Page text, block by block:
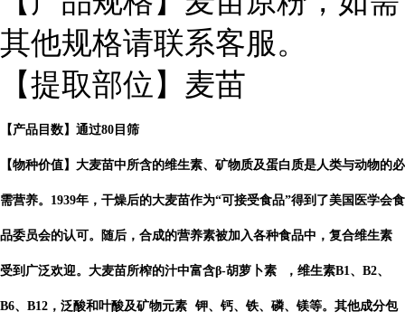
其他规格请联系客服。
【提取部位】麦苗
【产品目数】通过80目筛
【物种价值】大麦苗中所含的维生素、矿物质及蛋白质是人类与动物的必
需营养。1939年，干燥后的大麦苗作为“可接受食品”得到了美国医学会食
品委员会的认可。随后，合成的营养素被加入各种食品中， 复合维生素
受到广泛欢迎。大麦苗所榨的汁中富含β-胡萝卜素 ，维生素B1、B2、
B6、B12，泛酸和叶酸及矿物元素 钾、钙、铁、磷、镁等。其他成分包